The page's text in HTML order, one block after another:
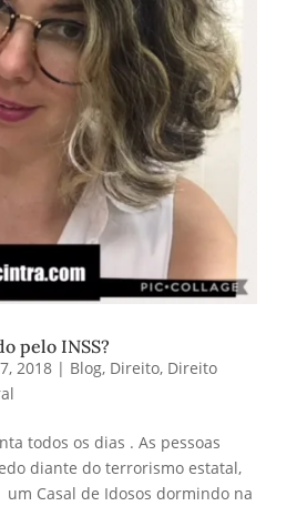
pelo INSS?
2018| Blog, Direito, Direito
todos os dias . As pessoas
diante do terrorismo estatal,
Casal de Idosos dormindo na